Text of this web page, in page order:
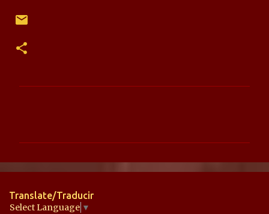
n
a
Translate/Traducir
Select Language ▼